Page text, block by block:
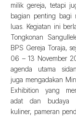
milik gereja, tetapi
bagian penting bagi
luas. Kegiatan ini
Tongkonan
BPS Gereja Toraja,
06 – 13 November
agenda utama
juga mengadakan
Exhibition yang
adat dan budaya
kuliner, pameran